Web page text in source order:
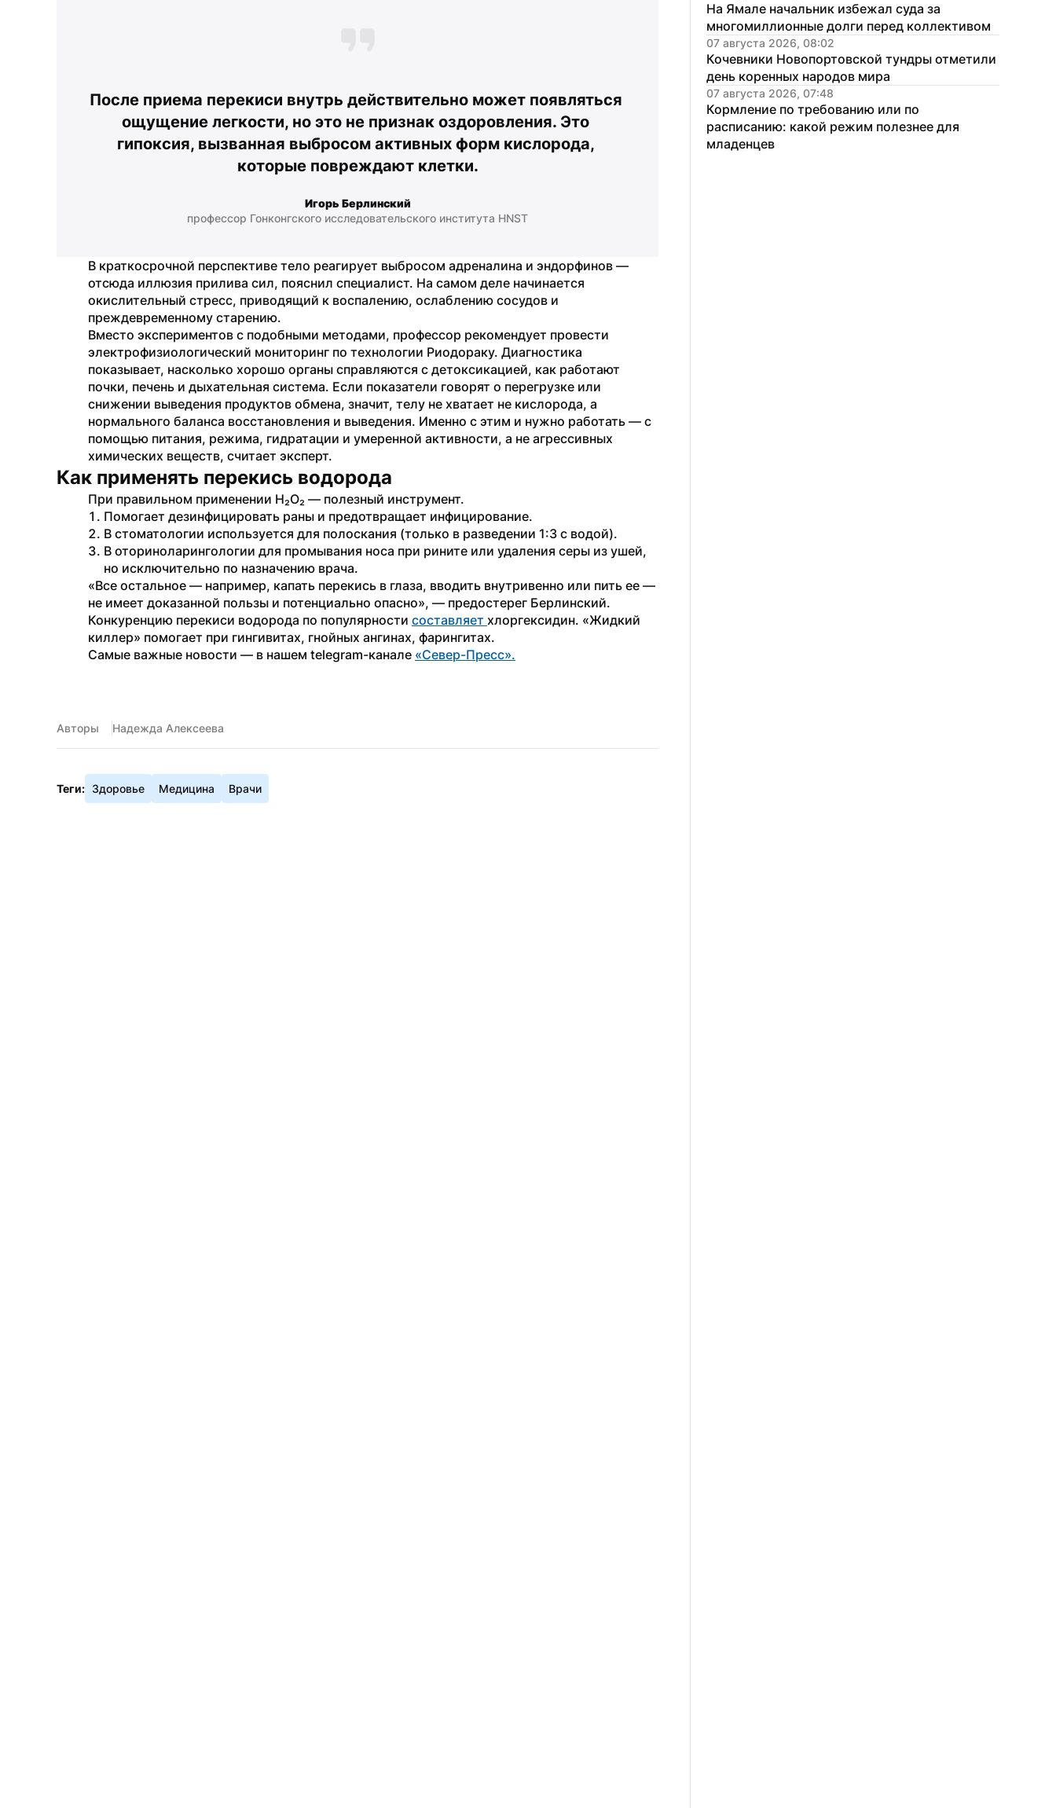
После приема перекиси внутрь действительно может появляться
ощущение легкости, но это не признак оздоровления. Это
гипоксия, вызванная выбросом активных форм кислорода,
которые повреждают клетки.
Игорь Берлинский
профессор Гонконгского исследовательского института HNST
В краткосрочной перспективе тело реагирует выбросом адреналина и эндорфинов —
отсюда иллюзия прилива сил, пояснил специалист. На самом деле начинается
окислительный стресс, приводящий к воспалению, ослаблению сосудов и
преждевременному старению.
Вместо экспериментов с подобными методами, профессор рекомендует провести
электрофизиологический мониторинг по технологии Риодораку. Диагностика
показывает, насколько хорошо органы справляются с детоксикацией, как работают
почки, печень и дыхательная система. Если показатели говорят о перегрузке или
снижении выведения продуктов обмена, значит, телу не хватает не кислорода, а
нормального баланса восстановления и выведения. Именно с этим и нужно работать — с
помощью питания, режима, гидратации и умеренной активности, а не агрессивных
химических веществ, считает эксперт.
Как применять перекись водорода
При правильном применении H₂O₂ — полезный инструмент.
Помогает дезинфицировать раны и предотвращает инфицирование.
В стоматологии используется для полоскания (только в разведении 1:3 с водой).
В оториноларингологии для промывания носа при рините или удаления серы из ушей,
но исключительно по назначению врача.
«Все остальное — например, капать перекись в глаза, вводить внутривенно или пить ее —
не имеет доказанной пользы и потенциально опасно», — предостерег Берлинский.
Конкуренцию перекиси водорода по популярности составляет хлоргексидин. «Жидкий
киллер» помогает при гингивитах, гнойных ангинах, фарингитах.
Самые важные новости — в нашем telegram-канале «Север-Пресс».
Авторы Надежда Алексеева
Теги: Здоровье Медицина Врачи
На Ямале начальник избежал суда за
многомиллионные долги перед коллективом
07 августа 2026, 08:02
Кочевники Новопортовской тундры отметили
день коренных народов мира
07 августа 2026, 07:48
Кормление по требованию или по
расписанию: какой режим полезнее для
младенцев